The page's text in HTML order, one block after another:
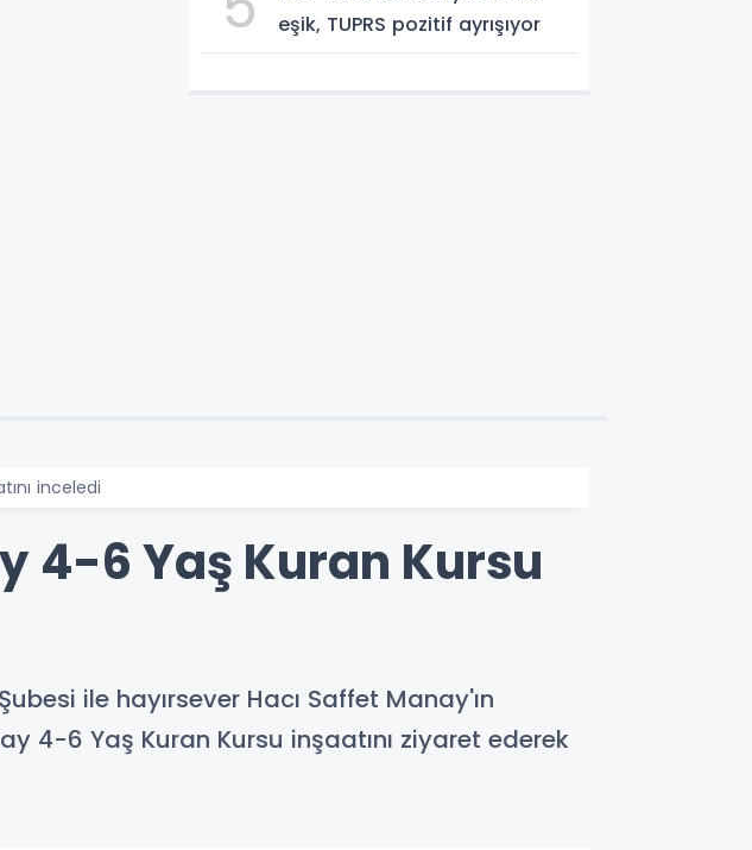
eşik, TUPRS pozitif ayrışıyor
inceledi
4-6 Yaş Kuran Kursu
ile hayırsever Hacı Saffet Manay'ın
4-6 Yaş Kuran Kursu inşaatını ziyaret ederek